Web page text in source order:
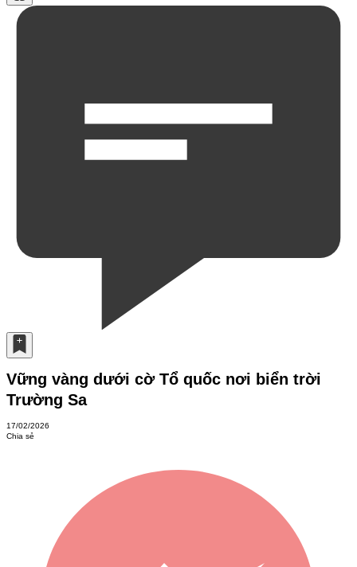
Vững vàng dưới cờ Tổ quốc nơi biển trời
Trường Sa
17/02/2026
Chia sẻ